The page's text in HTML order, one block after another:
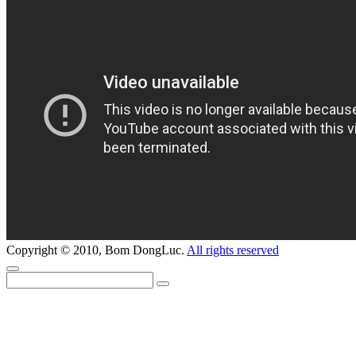
Copyright © 2010, Bom DongLuc. All rights reserved